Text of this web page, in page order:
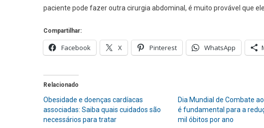
paciente pode fazer outra cirurgia abdominal, é muito provável que
Compartilhar:
Facebook X Pinterest WhatsApp
Relacionado
Obesidade e doenças cardíacas
associadas: Saiba quais cuidados são
necessários para tratar
Dia Mundial de Combate
é fundamental para a
mil óbitos por ano